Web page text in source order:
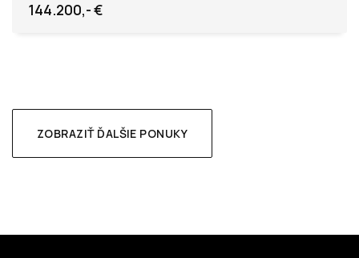
144.200,- €
ZOBRAZIŤ ĎALŠIE PONUKY